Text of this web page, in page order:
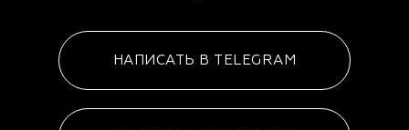
НАПИСАТЬ В TELEGRAM